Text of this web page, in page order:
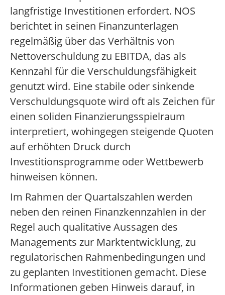
langfristige Investitionen erfordert. NOS
berichtet in seinen Finanzunterlagen
regelmäßig über das Verhältnis von
Nettoverschuldung zu EBITDA, das als
Kennzahl für die Verschuldungsfähigkeit
genutzt wird. Eine stabile oder sinkende
Verschuldungsquote wird oft als Zeichen für
einen soliden Finanzierungsspielraum
interpretiert, wohingegen steigende Quoten
auf erhöhten Druck durch
Investitionsprogramme oder Wettbewerb
hinweisen können.
Im Rahmen der Quartalszahlen werden
neben den reinen Finanzkennzahlen in der
Regel auch qualitative Aussagen des
Managements zur Marktentwicklung, zu
regulatorischen Rahmenbedingungen und
zu geplanten Investitionen gemacht. Diese
Informationen geben Hinweis darauf, in